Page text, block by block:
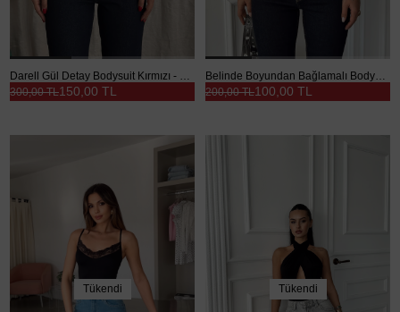
Darell Gül Detay Bodysuit Kırmızı - Kırmızı
150,00 TL
300,00 TL
Belinde Boyundan Bağlamalı Bodysuit Gri - Gri
100,00 TL
200,00 TL
Tükendi Tükendi